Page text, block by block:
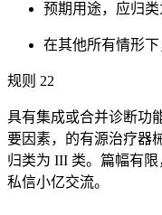
预期用途，应归类
在其他所有情形下
规则 22
具有集成或合并诊断功
要因素，的有源治疗器
归类为 III 类。篇幅有
私信小亿交流。